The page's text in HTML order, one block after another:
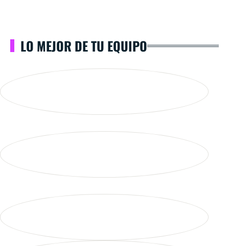
LO MEJOR DE TU EQUIPO